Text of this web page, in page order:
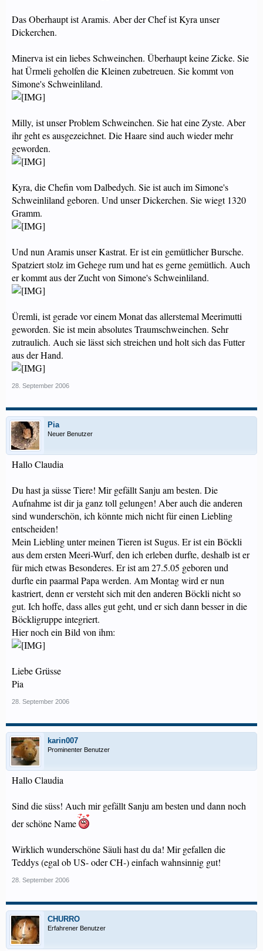
Das Oberhaupt ist Aramis. Aber der Chef ist Kyra unser
Dickerchen.
Minerva ist ein liebes Schweinchen. Überhaupt keine Zicke. Sie
hat Ürmeli geholfen die Kleinen zubetreuen. Sie kommt von
Simone's Schweinliland.
Milly, ist unser Problem Schweinchen. Sie hat eine Zyste. Aber
ihr geht es ausgezeichnet. Die Haare sind auch wieder mehr
geworden.
Kyra, die Chefin vom Dalbedych. Sie ist auch im Simone's
Schweinliland geboren. Und unser Dickerchen. Sie wiegt 1320
Gramm.
Und nun Aramis unser Kastrat. Er ist ein gemütlicher Bursche.
Spatziert stolz im Gehege rum und hat es gerne gemütlich. Auch
er kommt aus der Zucht von Simone's Schweinliland.
Üremli, ist gerade vor einem Monat das allerstemal Meerimutti
geworden. Sie ist mein absolutes Traumschweinchen. Sehr
zutraulich. Auch sie lässt sich streichen und holt sich das Futter
aus der Hand.
28. September 2006
Pia
Neuer Benutzer
Hallo Claudia
Du hast ja süsse Tiere! Mir gefällt Sanju am besten. Die
Aufnahme ist dir ja ganz toll gelungen! Aber auch die anderen
sind wunderschön, ich könnte mich nicht für einen Liebling
entscheiden!
Mein Liebling unter meinen Tieren ist Sugus. Er ist ein Böckli
aus dem ersten Meeri-Wurf, den ich erleben durfte, deshalb ist er
für mich etwas Besonderes. Er ist am 27.5.05 geboren und
durfte ein paarmal Papa werden. Am Montag wird er nun
kastriert, denn er versteht sich mit den anderen Böckli nicht so
gut. Ich hoffe, dass alles gut geht, und er sich dann besser in die
Böckligruppe integriert.
Hier noch ein Bild von ihm:
Liebe Grüsse
Pia
28. September 2006
karin007
Prominenter Benutzer
Hallo Claudia
Sind die süss! Auch mir gefällt Sanju am besten und dann noch
der schöne Name
Wirklich wunderschöne Säuli hast du da! Mir gefallen die
Teddys (egal ob US- oder CH-) einfach wahnsinnig gut!
28. September 2006
CHURRO
Erfahrener Benutzer